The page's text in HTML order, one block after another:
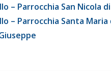
– Parrocchia San Nicola
– Parrocchia Santa